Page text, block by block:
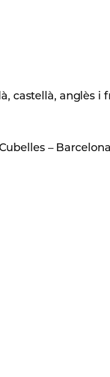
castellà, anglès i
– Barcelona